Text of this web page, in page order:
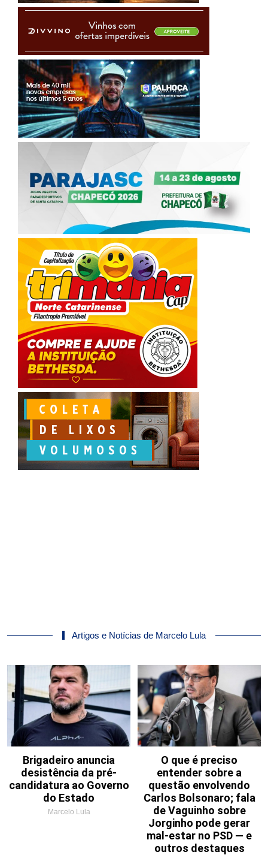
Artigos e Notícias de Marcelo Lula
Brigadeiro anuncia
desistência da pré-
candidatura ao Governo
do Estado
Marcelo Lula
O que é preciso
entender sobre a
questão envolvendo
Carlos Bolsonaro; fala
de Vaguinho sobre
Jorginho pode gerar
mal-estar no PSD — e
outros destaques